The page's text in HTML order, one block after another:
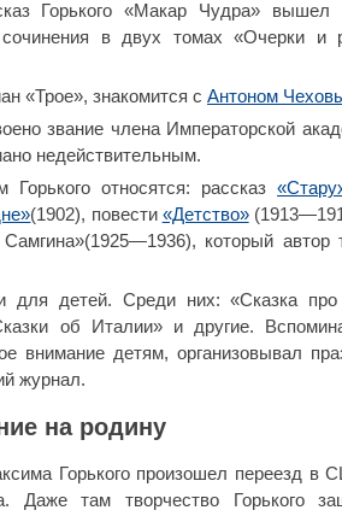
Горького «Макар Чудра»
в двух томах «Очерки и
«Трое», знакомится с Антоном
звание члена Императорской
недействительным.
относятся: рассказ
(1902), повести «Детство»
который автор
для детей. Среди них: «Сказка про
об Италии» и другие.
внимание детям, организовывал
журнал.
на родину
Горького произошел переезд в
Даже там творчество Горького